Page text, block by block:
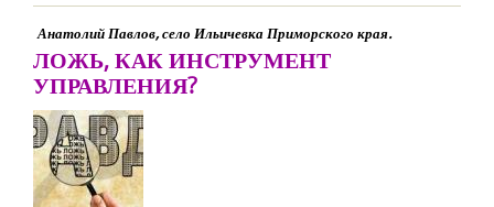
Анатолий Павлов, село Ильичевка Приморского края.
ЛОЖЬ, КАК ИНСТРУМЕНТ
УПРАВЛЕНИЯ?